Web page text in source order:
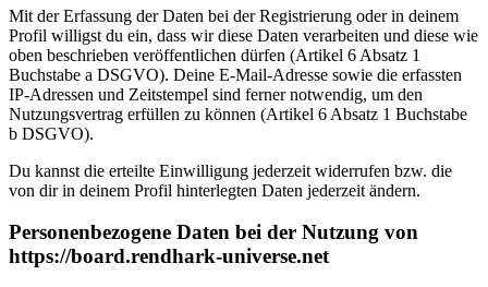
Mit der Erfassung der Daten bei der Registrierung oder in deinem
Profil willigst du ein, dass wir diese Daten verarbeiten und diese wie
oben beschrieben veröffentlichen dürfen (Artikel 6 Absatz 1
Buchstabe a DSGVO). Deine E-Mail-Adresse sowie die erfassten
IP-Adressen und Zeitstempel sind ferner notwendig, um den
Nutzungsvertrag erfüllen zu können (Artikel 6 Absatz 1 Buchstabe
b DSGVO).
Du kannst die erteilte Einwilligung jederzeit widerrufen bzw. die
von dir in deinem Profil hinterlegten Daten jederzeit ändern.
Personenbezogene Daten bei der Nutzung von
https://board.rendhark-universe.net